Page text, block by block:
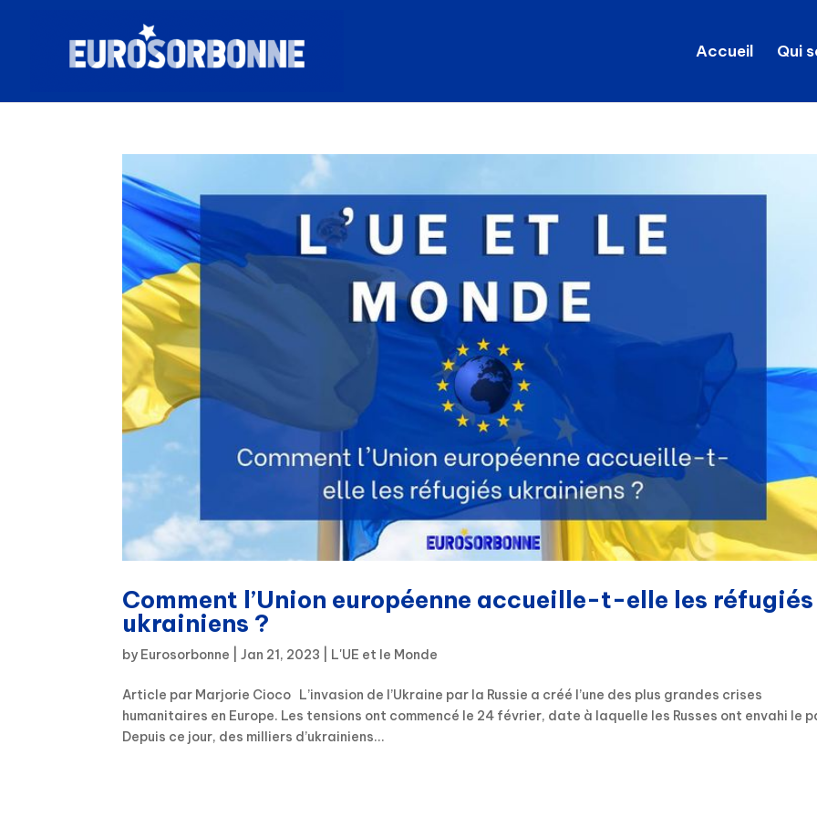
Accueil Qui
Comment l’Union européenne accueille-t-elle les réfugiés
ukrainiens ?
by Eurosorbonne |Jan 21, 2023 L'UE et le Monde
Article par Marjorie Cioco L’invasion de l’Ukraine par la Russie a créé l’une des plus grandes crises
humanitaires en Europe. Les tensions ont commencé le 24 février, date à laquelle les Russes ont envahi le
Depuis ce jour, des milliers d’ukrainiens...